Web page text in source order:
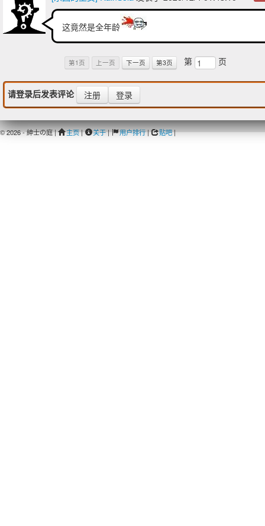
这竟然是全年龄
第1页 上一页 下一页 第3页 第 页
请登录后发表评论 注册 登录
© 2026 - 紳士の庭 | 主页| 关于| 用户排行| 贴吧|